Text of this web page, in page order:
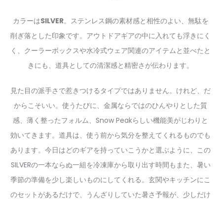
カラーはSILVER。ステンレス鋼の素材感と相性のよい、無駄を
削ぎ落とした印象です。アウトドアギアの中に入れても浮きにく
く、クーラーボックスや水冷式ウェア関連のアイテムと並べたと
きにも、道具としての清潔感と精密さが伝わります。
見た目の派手さで惹きつけるタイプではありません。けれど、だ
からこそいい。使うたびに、金属ならではのひんやりとした質
感、薄く整ったフォルム、Snow Peakらしい機能美がじわりと
効いてきます。道具は、使う前から気分を整えてくれるものでも
あります。今日はどのギアを持っていこうかと選ぶように、この
SILVERの一本ならぬ一組を冷凍庫から取り出す時間もまた、暑い
季節の準備を少し楽しいものにしてくれる。玄関やキッチンにこ
のセットがあるだけで、うんざりしていた暑さ予報が、少しだけ